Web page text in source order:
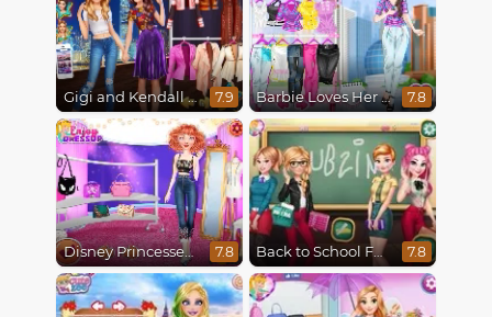
Gigi and Kendall BFFS 7.9 Barbie Loves Her Job 7.8
Disney Princesses Runway Show 7.8 Back to School Fashionistas 7.8